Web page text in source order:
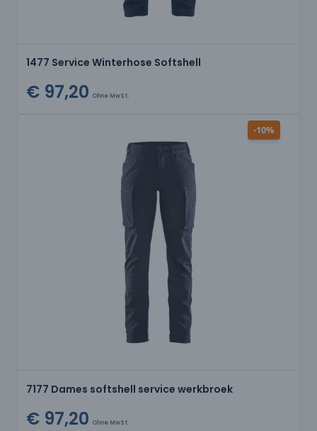
1477 Service Winterhose Softshell
€ 97,20 Ohne MwSt.
-10%
7177 Dames softshell service werkbroek
€ 97,20 Ohne MwSt.